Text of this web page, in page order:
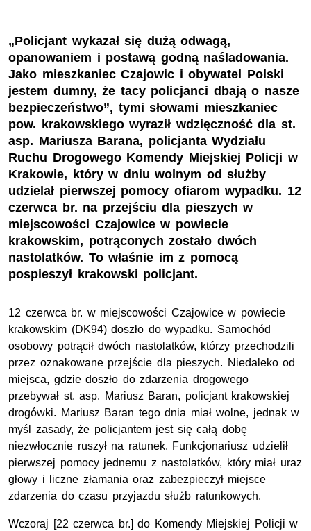
„Policjant wykazał się dużą odwagą,
opanowaniem i postawą godną naśladowania.
Jako mieszkaniec Czajowic i obywatel Polski
jestem dumny, że tacy policjanci dbają o nasze
bezpieczeństwo”, tymi słowami mieszkaniec
pow. krakowskiego wyraził wdzięczność dla st.
asp. Mariusza Barana, policjanta Wydziału
Ruchu Drogowego Komendy Miejskiej Policji w
Krakowie, który w dniu wolnym od służby
udzielał pierwszej pomocy ofiarom wypadku. 12
czerwca br. na przejściu dla pieszych w
miejscowości Czajowice w powiecie
krakowskim, potrąconych zostało dwóch
nastolatków. To właśnie im z pomocą
pospieszył krakowski policjant.
12 czerwca br. w miejscowości Czajowice w powiecie
krakowskim (DK94) doszło do wypadku. Samochód
osobowy potrącił dwóch nastolatków, którzy przechodzili
przez oznakowane przejście dla pieszych. Niedaleko od
miejsca, gdzie doszło do zdarzenia drogowego
przebywał st. asp. Mariusz Baran, policjant krakowskiej
drogówki. Mariusz Baran tego dnia miał wolne, jednak w
myśl zasady, że policjantem jest się całą dobę
niezwłocznie ruszył na ratunek. Funkcjonariusz udzielił
pierwszej pomocy jednemu z nastolatków, który miał uraz
głowy i liczne złamania oraz zabezpieczył miejsce
zdarzenia do czasu przyjazdu służb ratunkowych.
Wczoraj [22 czerwca br.] do Komendy Miejskiej Policji w